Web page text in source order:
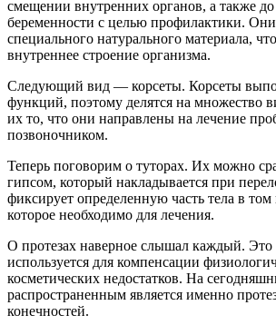
смещении внутренних органов, а также
беременности с целью профилактики.
специального натурального материала,
внутреннее строение организма.
Следующий вид — корсеты. Корсеты
функций, поэтому делятся на множество
их то, что они направлены на лечение
позвоночником.
Теперь поговорим о туторах. Их можно
гипсом, который накладывается при
фиксирует определенную часть тела в
которое необходимо для лечения.
О протезах наверное слышал каждый. Это
используется для компенсации
косметических недостатков. На
распространенным является именно
конечностей.